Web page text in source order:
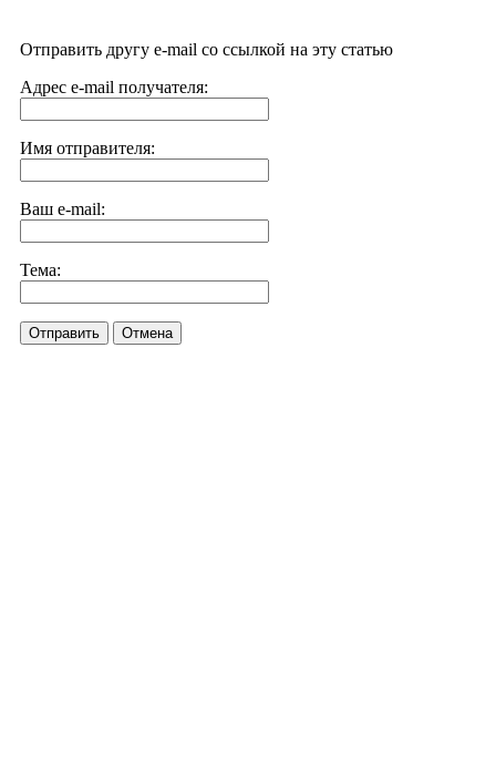
Отправить другу e-mail со ссылкой на эту статью
Адрес e-mail получателя:
Имя отправителя:
Ваш e-mail:
Тема:
Отправить Отмена